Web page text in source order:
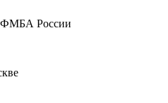
ФМБА России